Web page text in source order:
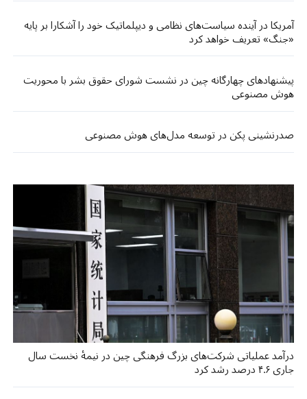
آمریکا در آینده سیاست‌های نظامی و دیپلماتیک خود را آشکارا بر پایه
«جنگ» تعریف خواهد کرد
پیشنهادهای چهارگانه چین در نشست شورای حقوق بشر با محوریت
هوش مصنوعی
صدرنشینی پکن در توسعه مدل‌های هوش مصنوعی
درآمد عملیاتی شرکت‌های بزرگ فرهنگی چین در نیمهٔ نخست سال
جاری ۴.۶ درصد رشد کرد